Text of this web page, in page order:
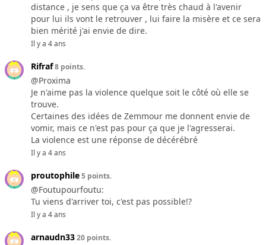
distance , je sens que ça va être très chaud à l'avenir
pour lui ils vont le retrouver , lui faire la misère et ce sera
bien mérité j'ai envie de dire.
Il y a 4 ans
Rifraf8 points.
@Proxima
Je n'aime pas la violence quelque soit le côté où elle se
trouve.
Certaines des idées de Zemmour me donnent envie de
vomir, mais ce n'est pas pour ça que je l'agresserai.
La violence est une réponse de décérébré
Il y a 4 ans
proutophile5 points.
@Foutupourfoutu:
Tu viens d'arriver toi, c'est pas possible!?
Il y a 4 ans
arnaudn3320 points.